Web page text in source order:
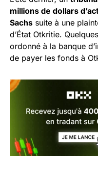
millions de dollars
Sachs suite à une
d’État Otkritie.
ordonné à la banque
de payer les fonds à